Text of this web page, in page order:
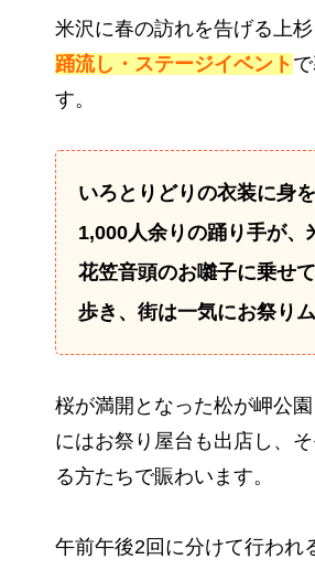
米沢に春の訪れを告げる上杉
踊流し・ステージイベント
す。
いろとりどりの衣装に身
1,000人余りの踊り手が、
花笠音頭のお囃子に乗せ
歩き、街は一気にお祭りム
桜が満開となった松が岬公園
にはお祭り屋台も出店し、
る方たちで賑わいます。
午前午後2回に分けて行われ